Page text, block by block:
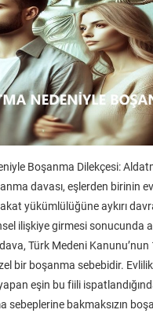
Boşanma Dilekçesi:
davası, eşlerden birinin
yükümlülüğüne aykırı
ilişkiye girmesi sonucunda
dava, Türk Medeni
bir boşanma sebebidir.
eşin bu fiili
sebeplerine bakmaksızın